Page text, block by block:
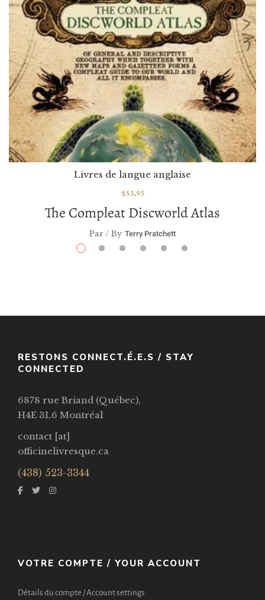
The Compleat Discworld Atlas
Livres de langue anglaise
$53.95
Par / By Terry Pratchett
RESTONS CONNECT.É.E.S / STAY
CONNECTED
6878 rue Briand (Québec),
H4E 3L6 Montréal
contact [at]
officinelivresque.ca
(438) 523-3344
VOTRE COMPTE / YOUR ACCOUNT
Détails du compte / Account settings